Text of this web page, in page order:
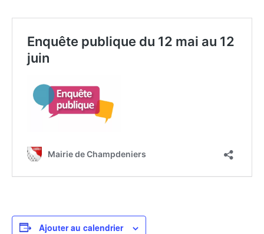
Ajouter au calendrier